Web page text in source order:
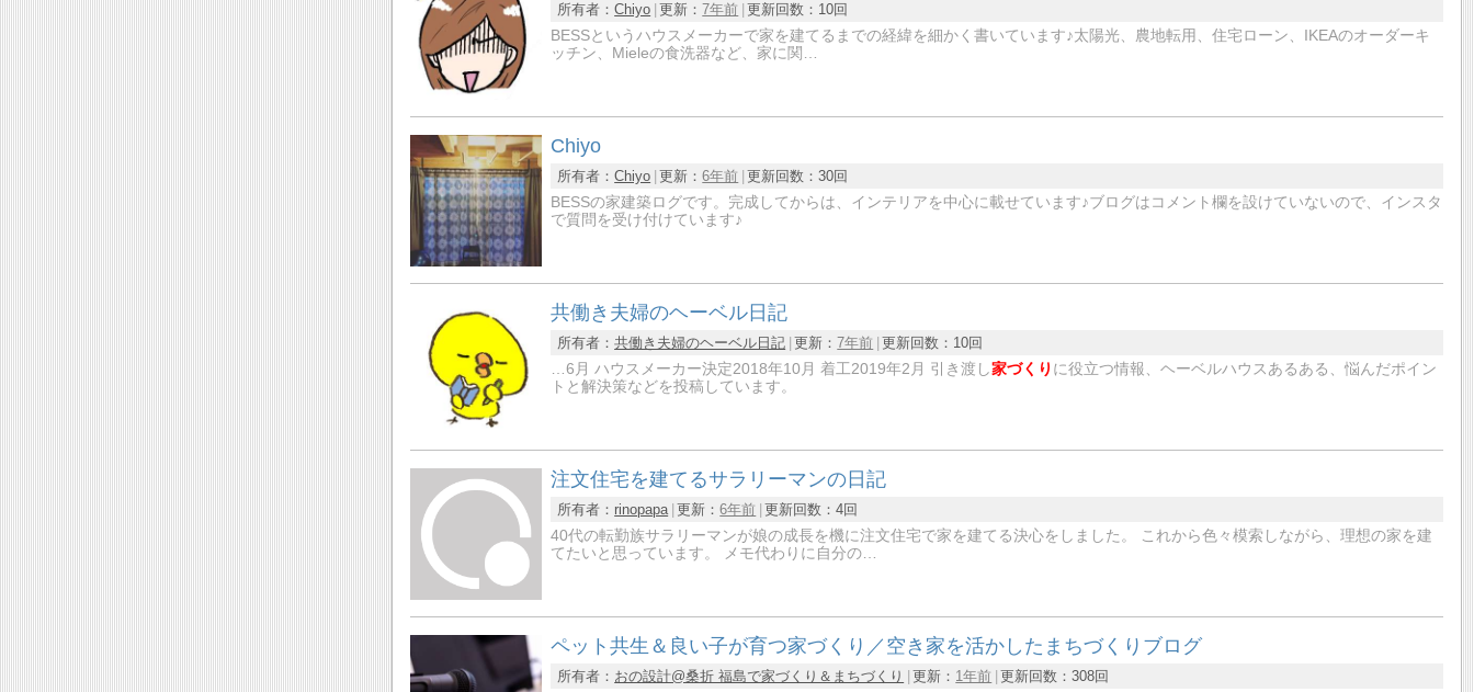
所有者：Chiyo 更新：7年前 更新回数： 10回
BESSというハウスメーカーで家を建てるまでの経緯を細かく書いています♪太陽光、農地転用、住宅ローン、IKEAのオーダーキ
ッチン、Mieleの食洗器など、家に関…
Chiyo
所有者：Chiyo 更新：6年前 更新回数：30回
BESSの家建築ログです。完成してからは、インテリアを中心に載せています♪ブログはコメント欄を設けていないので、インスタ
で質問を受け付けています♪
共働き夫婦のヘーベル日記
所有者：共働き夫婦のヘーベル日記 更新：7年前 更新回数： 10回
…6月 ハウスメーカー決定2018年10月 着工2019年2月 引き渡し家づくり に役立つ情報、ヘーベルハウスあるある、悩んだポイン
トと解決策などを投稿しています。
注文住宅を建てるサラリーマンの日記
所有者： rinopapa 更新：6年前 更新回数：4回
40代の転勤族サラリーマンが娘の成長を機に注文住宅で家を建てる決心をしました。 これから色々模索しながら、理想の家を建
てたいと思っています。 メモ代わりに自分の…
ペット共生＆良い子が育つ家づくり／空き家を活かしたまちづくりブログ
所有者： おの設計@桑折 福島で家づくり＆まちづくり 更新： 1年前 更新回数：308回